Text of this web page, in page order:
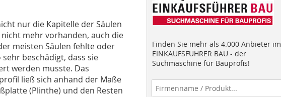
nur die Kapitelle der Säulen
mehr vorhanden, auch die
meisten Säulen fehlte oder
sehr beschädigt, dass sie
werden musste. Das
ließ sich anhand der Maße
(Plinthe) und den Resten
Finden Sie mehr als 4.000 Anbieter im
EINKAUFSFÜHRER BAU - der
Suchmaschine für Bauprofis!